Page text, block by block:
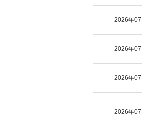
2026年07
2026年07
2026年07
2026年07